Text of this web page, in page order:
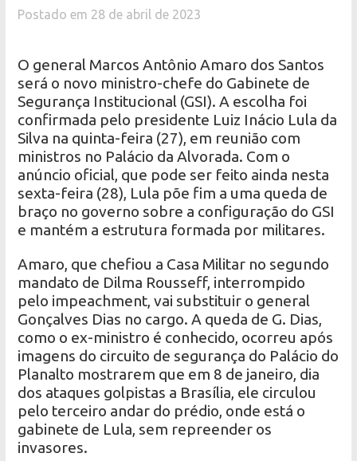
Postado em 28 de abril de 2023
O general Marcos Antônio Amaro dos Santos
será o novo ministro-chefe do Gabinete de
Segurança Institucional (GSI). A escolha foi
confirmada pelo presidente Luiz Inácio Lula da
Silva na quinta-feira (27), em reunião com
ministros no Palácio da Alvorada. Com o
anúncio oficial, que pode ser feito ainda nesta
sexta-feira (28), Lula põe fim a uma queda de
braço no governo sobre a configuração do GSI
e mantém a estrutura formada por militares.
Amaro, que chefiou a Casa Militar no segundo
mandato de Dilma Rousseff, interrompido
pelo impeachment, vai substituir o general
Gonçalves Dias no cargo. A queda de G. Dias,
como o ex-ministro é conhecido, ocorreu após
imagens do circuito de segurança do Palácio do
Planalto mostrarem que em 8 de janeiro, dia
dos ataques golpistas a Brasília, ele circulou
pelo terceiro andar do prédio, onde está o
gabinete de Lula, sem repreender os
invasores.